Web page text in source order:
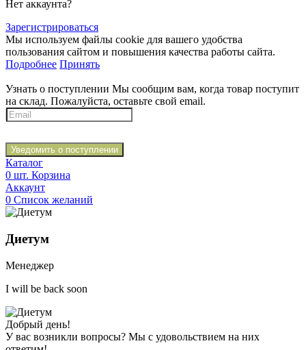
Нет аккаунта?
Зарегистрироваться
Мы используем файлы cookie для вашего удобства
пользования сайтом и повышения качества работы сайта.
Подробнее Принять
Узнать о поступлении Мы сообщим вам, когда товар поступит
на склад. Пожалуйста, оставьте свой email.
Уведомить о поступлении
Каталог
0 шт. Корзина
Аккаунт
0 Список желаний
Диетум
Менеджер
I will be back soon
Добрый день!
У вас возникли вопросы? Мы с удовольствием на них